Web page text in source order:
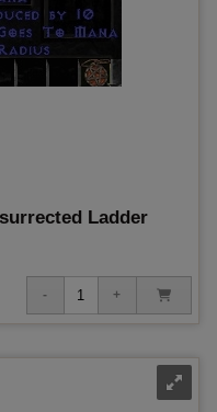
Ladder